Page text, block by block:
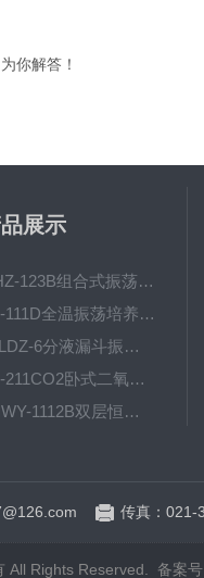
你解答！
展示
QHZ-123B组合式振荡培养箱
TS-111D全温振荡培养摇床
JTLDZ-6分液漏斗振荡器
TS-211CO2卧式二氧化碳光照恒温摇床
ZHWY-1112B双层恒温培养摇床
传真：021-
All Rights Reserved. 备案